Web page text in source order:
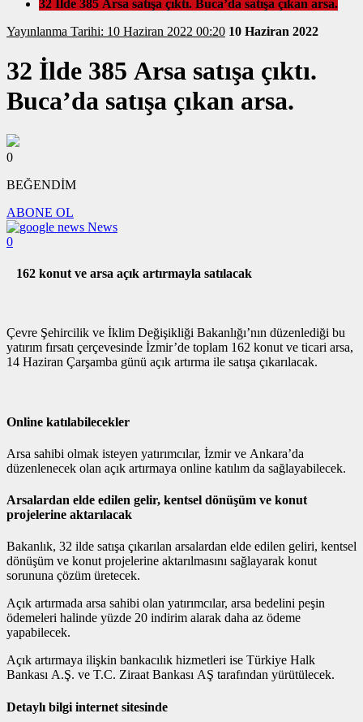
32 İlde 385 Arsa satışa çıktı. Buca’da satışa çıkan arsa.
Yayınlanma Tarihi: 10 Haziran 2022 00:20 10 Haziran 2022
32 İlde 385 Arsa satışa çıktı.
Buca’da satışa çıkan arsa.
0
BEĞENDİM
ABONE OL
News
0
162 konut ve arsa açık artırmayla satılacak
Çevre Şehircilik ve İklim Değişikliği Bakanlığı’nın düzenlediği bu
yatırım fırsatı çerçevesinde İzmir’de toplam 162 konut ve ticari arsa,
14 Haziran Çarşamba günü açık artırma ile satışa çıkarılacak.
Online katılabilecekler
Arsa sahibi olmak isteyen yatırımcılar, İzmir ve Ankara’da
düzenlenecek olan açık artırmaya online katılım da sağlayabilecek.
Arsalardan elde edilen gelir, kentsel dönüşüm ve konut
projelerine aktarılacak
Bakanlık, 32 ilde satışa çıkarılan arsalardan elde edilen geliri, kentsel
dönüşüm ve konut projelerine aktarılmasını sağlayarak konut
sorununa çözüm üretecek.
Açık artırmada arsa sahibi olan yatırımcılar, arsa bedelini peşin
ödemeleri halinde yüzde 20 indirim alarak daha az ödeme
yapabilecek.
Açık artırmaya ilişkin bankacılık hizmetleri ise Türkiye Halk
Bankası A.Ş. ve T.C. Ziraat Bankası AŞ tarafından yürütülecek.
Detaylı bilgi internet sitesinde